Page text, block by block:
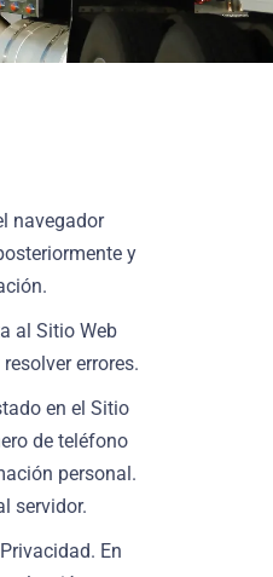
navegador
y
al Sitio Web
errores.
en el Sitio
de teléfono
personal.
servidor.
En